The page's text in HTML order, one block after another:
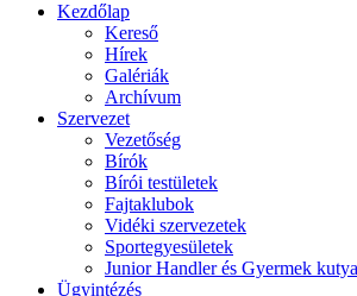
Kezdőlap
Kereső
Hírek
Galériák
Archívum
Szervezet
Vezetőség
Bírók
Bírói testületek
Fajtaklubok
Vidéki szervezetek
Sportegyesületek
Junior Handler és Gyermek
Ügyintézés